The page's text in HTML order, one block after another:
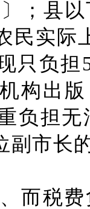
；县以
民实际
只负
构出
负担
副市长
而税